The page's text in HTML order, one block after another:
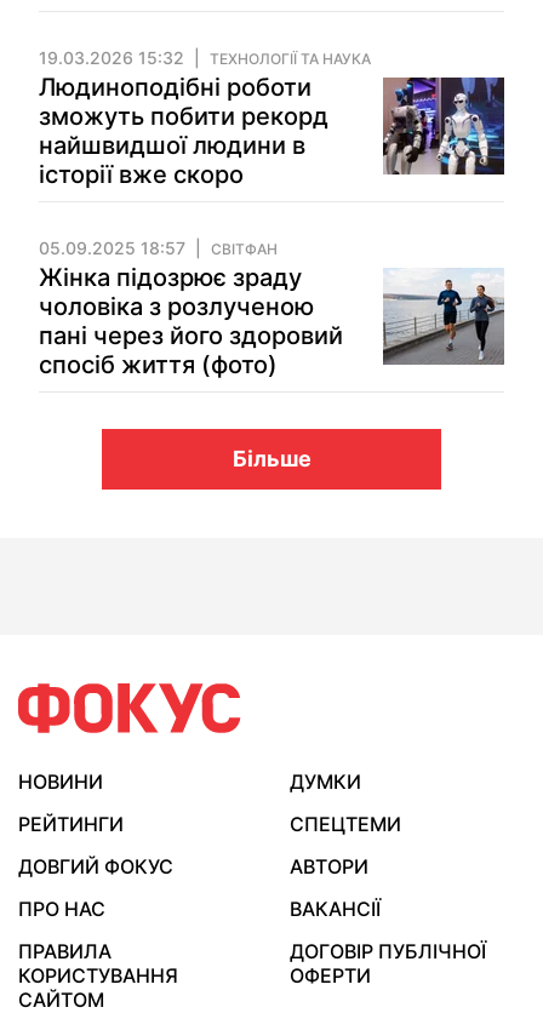
19.03.2026 15:32 ТЕХНОЛОГІЇ ТА НАУКА
Людиноподібні роботи
зможуть побити рекорд
найшвидшої людини в
історії вже скоро
05.09.2025 18:57 СВІТФАН
Жінка підозрює зраду
чоловіка з розлученою
пані через його здоровий
спосіб життя (фото)
Більше
НОВИНИ
ДУМКИ
РЕЙТИНГИ
СПЕЦТЕМИ
ДОВГИЙ ФОКУС
АВТОРИ
ПРО НАС
ВАКАНСІЇ
ПРАВИЛА
КОРИСТУВАННЯ
САЙТОМ
ДОГОВІР ПУБЛІЧНОЇ
ОФЕРТИ